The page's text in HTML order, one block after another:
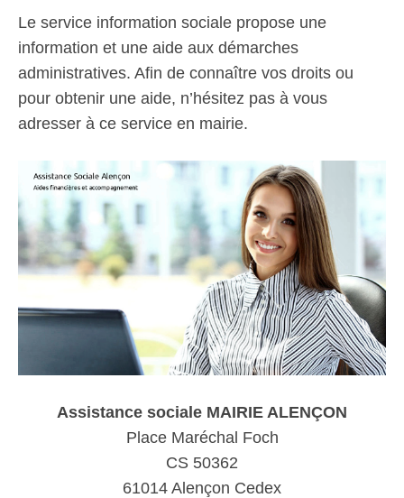
Le service information sociale propose une
information et une aide aux démarches
administratives. Afin de connaître vos droits ou
pour obtenir une aide, n’hésitez pas à vous
adresser à ce service en mairie.
Assistance sociale MAIRIE ALENÇON
Place Maréchal Foch
CS 50362
61014 Alençon Cedex